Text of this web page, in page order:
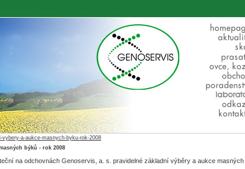
vybery-a-aukce-masnych-byku-rok-2008
býků - rok 2008
na odchovnách Genoservis, a. s. pravidelné základní výběry a aukce masných